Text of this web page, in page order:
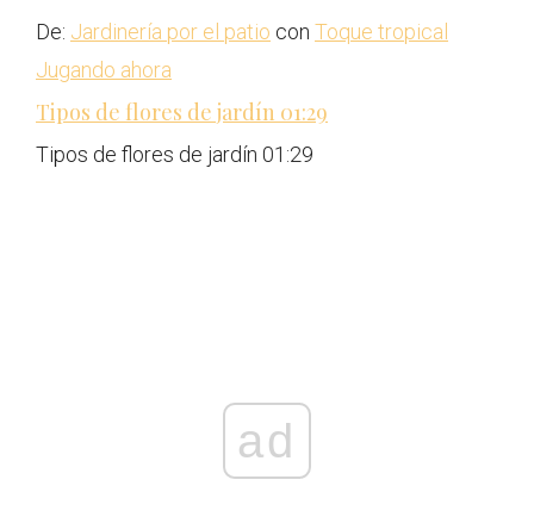
De: Jardinería por el patio con Toque tropical
Jugando ahora
Tipos de flores de jardín 01:29
Tipos de flores de jardín 01:29
ad